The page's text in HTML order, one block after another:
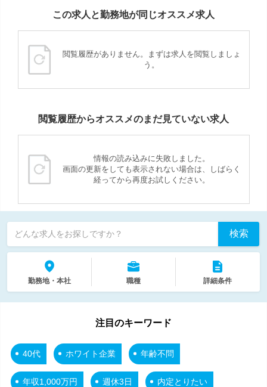
この求人と勤務地が同じオススメ求人
閲覧履歴がありません。まずは求人を閲覧しましょ
う。
閲覧履歴からオススメのまだ見ていない求人
情報の読み込みに失敗しました。
画面の更新をしても表示されない場合は、しばらく
経ってから再度お試しください。
どんな求人をお探しですか？ 検索
勤務地・本社 職種 詳細条件
注目のキーワード
40代 ホワイト企業 年齢不問
年収1,000万円 週休3日 内定とりたい